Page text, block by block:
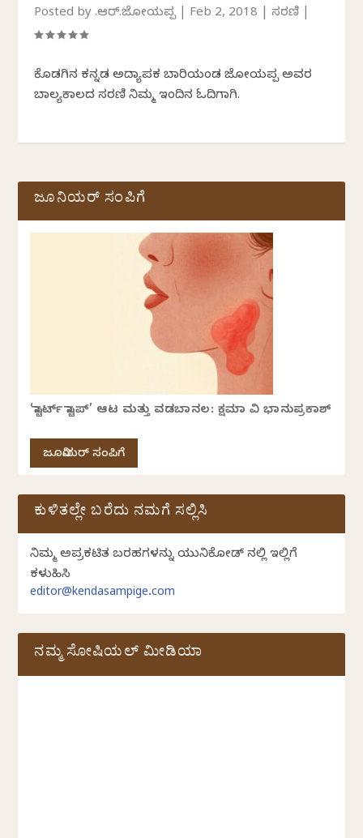
Posted by ಬಿ.ಆರ್.ಜೋಯಪ್ಪ| Feb 2, 2018 |ಸರಣಿ
ಕೊಡಗಿನ ಕನ್ನಡ ಅದ್ಯಾಪಕ ಬಾರಿಯಂಡ ಜೋಯಪ್ಪ ಅವರ
ಬಾಲ್ಯಕಾಲದ ಸರಣಿ ನಿಮ್ಮ ಇಂದಿನ ಓದಿಗಾಗಿ.
ಜೂನಿಯರ್ ಸಂಪಿಗೆ
‘ಸ್ಟಾರ್ಟ್ ಸ್ಟಾಪ್’ ಆಟ ಮತ್ತು ವಡಬಾನಲ: ಕ್ಷಮಾ ವಿ ಭಾನುಪ್ರಕಾಶ್
ಜೂನಿಯರ್ ಸಂಪಿಗೆ
ಕುಳಿತಲ್ಲೇ ಬರೆದು ನಮಗೆ ಸಲ್ಲಿಸಿ
ನಿಮ್ಮ ಅಪ್ರಕಟಿತ ಬರಹಗಳನ್ನು ಯುನಿಕೋಡ್ ನಲ್ಲಿ ಇಲ್ಲಿಗೆ
ಕಳುಹಿಸಿ
editor@kendasampige.com
ನಮ್ಮ ಸೋಷಿಯಲ್‌ ಮೀಡಿಯಾ